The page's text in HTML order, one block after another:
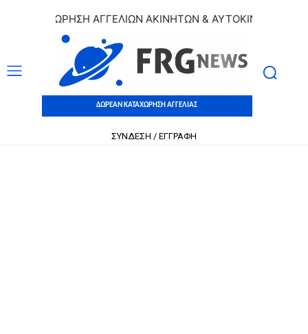
ΑΓΓΕΛΙΩΝ ΑΚΙΝΗΤΩΝ & ΑΥΤΟΚΙΝΗΤΩΝ |
ΔΩΡΕΑΝ ΚΑΤΑΧΩΡΗΣΗ ΑΓΓΕΛΙΑΣ
ΣΥΝΔΕΣΗ / ΕΓΓΡΑΦΗ